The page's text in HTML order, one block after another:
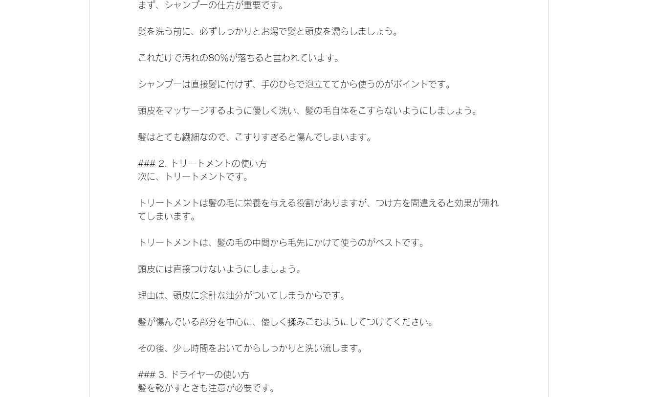
まず、シャンプーの仕方が重要です。
髪を洗う前に、必ずしっかりとお湯で髪と頭皮を濡らしましょう。
これだけで汚れの80％が落ちると言われています。
シャンプーは直接髪に付けず、手のひらで泡立ててから使うのがポイントです。
頭皮をマッサージするように優しく洗い、髪の毛自体をこすらないようにしましょう。
髪はとても繊細なので、こすりすぎると傷んでしまいます。
### 2. トリートメントの使い方
次に、トリートメントです。
トリートメントは髪の毛に栄養を与える役割がありますが、つけ方を間違えると効果が薄れ
てしまいます。
トリートメントは、髪の毛の中間から毛先にかけて使うのがベストです。
頭皮には直接つけないようにしましょう。
理由は、頭皮に余計な油分がついてしまうからです。
髪が傷んでいる部分を中心に、優しく揉みこむようにしてつけてください。
その後、少し時間をおいてからしっかりと洗い流します。
### 3. ドライヤーの使い方
髪を乾かすときも注意が必要です。